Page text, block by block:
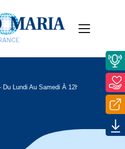
Du Lundi Au Samedi À 12h15, Le Mardi À